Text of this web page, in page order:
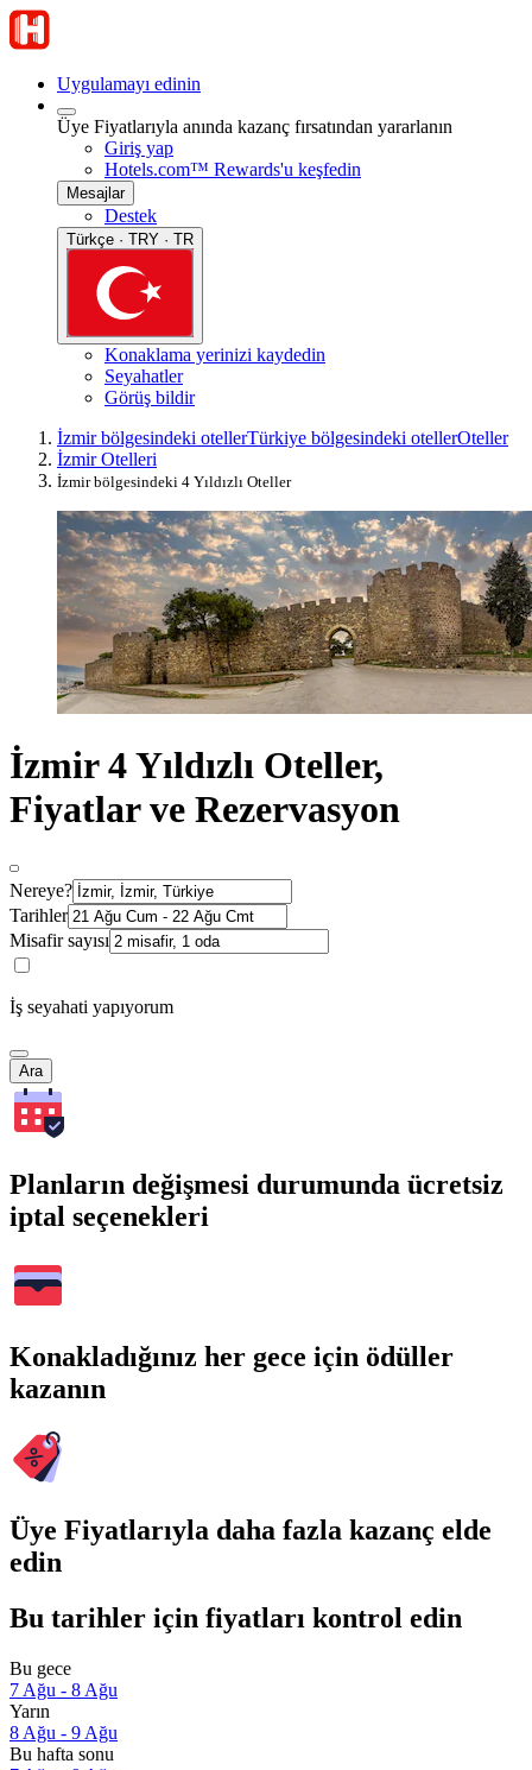
Uygulamayı edinin
Üye Fiyatlarıyla anında kazanç fırsatından yararlanın
Giriş yap
Hotels.com™ Rewards'u keşfedin
Mesajlar
Destek
Türkçe · TRY · TR
Konaklama yerinizi kaydedin
Seyahatler
Görüş bildir
İzmir bölgesindeki otellerTürkiye bölgesindeki otellerOteller
İzmir Otelleri
İzmir bölgesindeki 4 Yıldızlı Oteller
İzmir 4 Yıldızlı Oteller,
Fiyatlar ve Rezervasyon
Nereye?
Tarihler
Misafir sayısı
İş seyahati yapıyorum
Ara
Planların değişmesi durumunda ücretsiz
iptal seçenekleri
Konakladığınız her gece için ödüller
kazanın
Üye Fiyatlarıyla daha fazla kazanç elde
edin
Bu tarihler için fiyatları kontrol edin
Bu gece
7 Ağu - 8 Ağu
Yarın
8 Ağu - 9 Ağu
Bu hafta sonu